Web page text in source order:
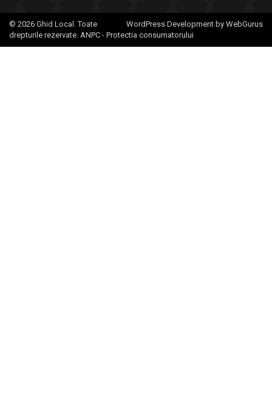
WordPress Development by WebGurus
© 2026 Ghid Local. Toate
drepturile rezervate. ANPC - Protectia consumatorului